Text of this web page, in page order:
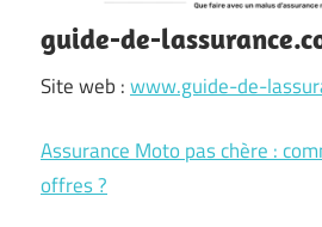
guide-de-
Site web :www.guide-de-
Assurance Moto pas chère :
offres ?